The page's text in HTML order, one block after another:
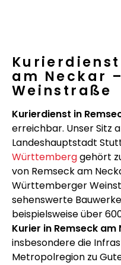
am Neckar
Weinstraße
Kurierdienst in
erreichbar. Unser Sitz
Landeshauptstadt
Württemberggehört
von Remseck am
Württemberger
sehenswerte
beispielsweise über
Kurier in Remseck am
insbesondere die
Metropolregion zu